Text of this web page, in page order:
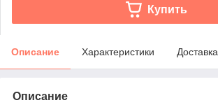
Купить
Описание Характеристики Доставка
Описание